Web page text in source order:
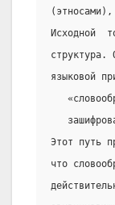
(этносами),
Исходной
структура.
языковой
Этот путь
что